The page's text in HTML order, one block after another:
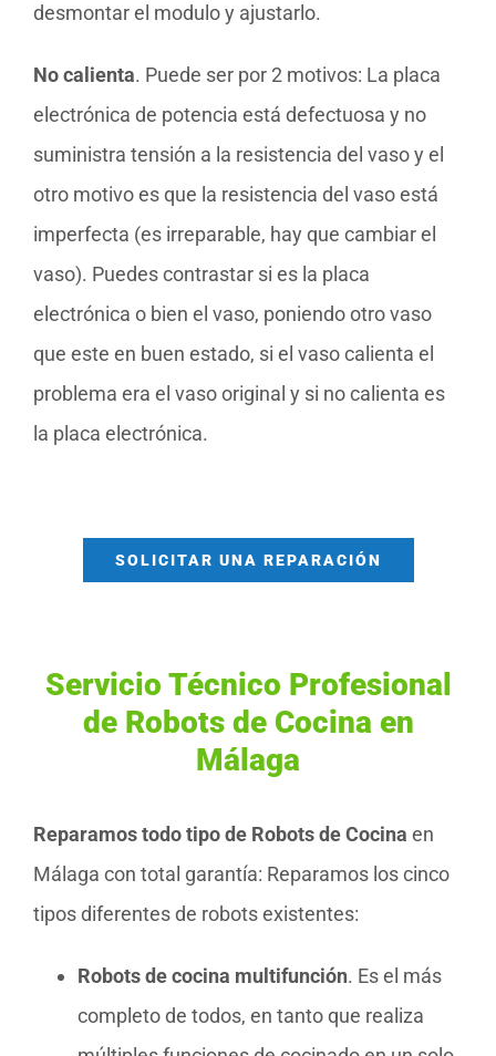
desmontar el modulo y ajustarlo.
No calienta. Puede ser por 2 motivos: La placa
electrónica de potencia está defectuosa y no
suministra tensión a la resistencia del vaso y el
otro motivo es que la resistencia del vaso está
imperfecta (es irreparable, hay que cambiar el
vaso). Puedes contrastar si es la placa
electrónica o bien el vaso, poniendo otro vaso
que este en buen estado, si el vaso calienta el
problema era el vaso original y si no calienta es
la placa electrónica.
SOLICITAR UNA REPARACIÓN
Servicio Técnico Profesional
de Robots de Cocina en
Málaga
Reparamos todo tipo de Robots de Cocina en
Málaga con total garantía: Reparamos los cinco
tipos diferentes de robots existentes:
Robots de cocina multifunción. Es el más
completo de todos, en tanto que realiza